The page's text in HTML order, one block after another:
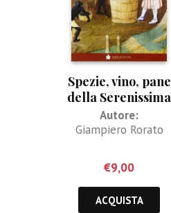
Spezie, vino, pane
della Serenissima
Autore:
Giampiero Rorato
€9,00
ACQUISTA